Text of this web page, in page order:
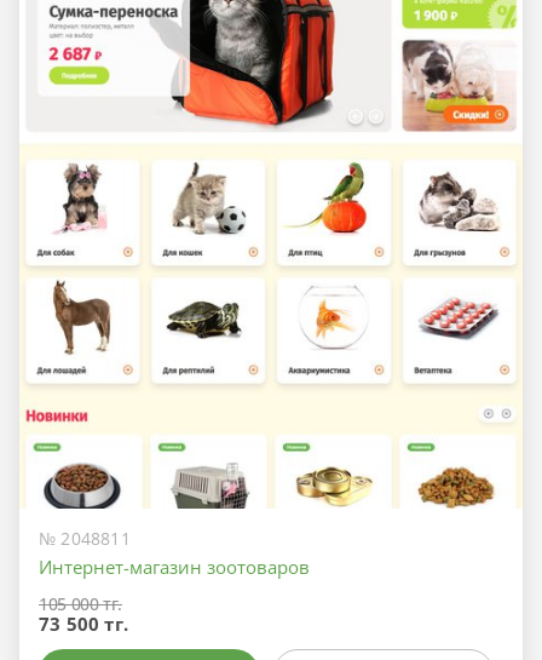
№ 2048811
Интернет-магазин зоотоваров
105 000 тг.
73 500 тг.